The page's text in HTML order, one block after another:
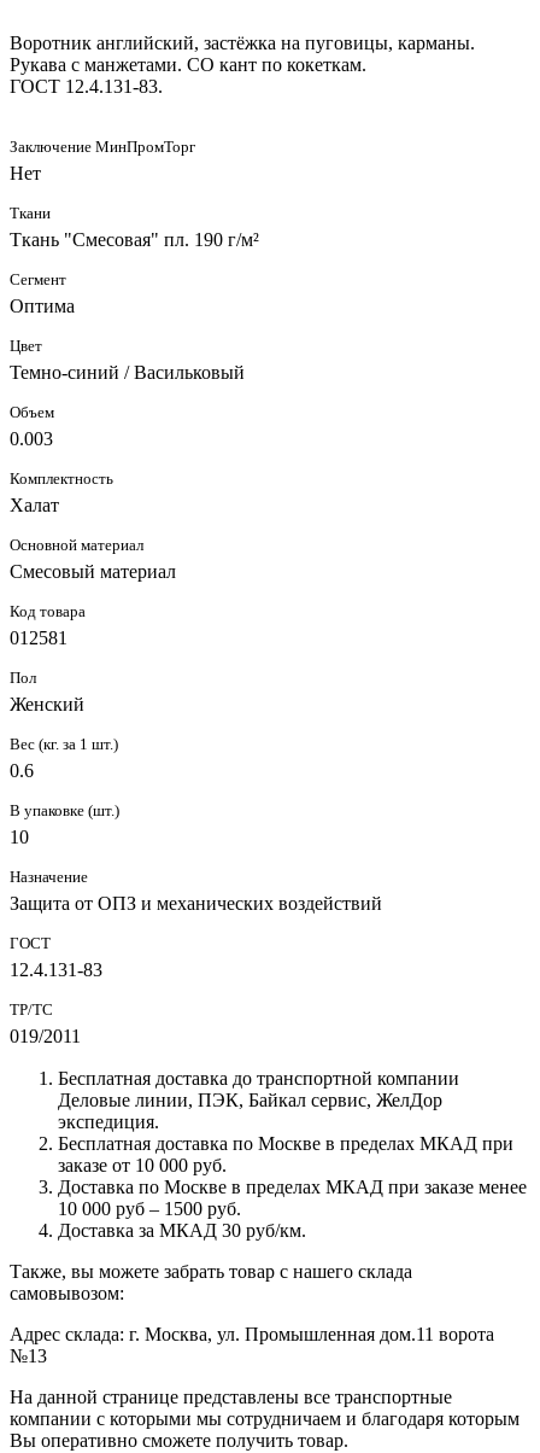
Воротник английский, застёжка на пуговицы, карманы.
Рукава с манжетами. СО кант по кокеткам.
ГОСТ 12.4.131-83.
Заключение МинПромТорг
Нет
Ткани
Ткань "Смесовая" пл. 190 г/м²
Сегмент
Оптима
Цвет
Темно-синий / Васильковый
Объем
0.003
Комплектность
Халат
Основной материал
Смесовый материал
Код товара
012581
Пол
Женский
Вес (кг. за 1 шт.)
0.6
В упаковке (шт.)
10
Назначение
Защита от ОПЗ и механических воздействий
ГОСТ
12.4.131-83
ТР/ТС
019/2011
Бесплатная доставка до транспортной компании
Деловые линии, ПЭК, Байкал сервис, ЖелДор
экспедиция.
Бесплатная доставка по Москве в пределах МКАД при
заказе от 10 000 руб.
Доставка по Москве в пределах МКАД при заказе менее
10 000 руб – 1500 руб.
Доставка за МКАД 30 руб/км.
Также, вы можете забрать товар с нашего склада
самовывозом:
Адрес склада: г. Москва, ул. Промышленная дом.11 ворота
№13
На данной странице представлены все транспортные
компании с которыми мы сотрудничаем и благодаря которым
Вы оперативно сможете получить товар.